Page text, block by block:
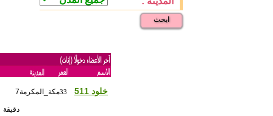
ابحث
خلود 511 33مكة_المكرمة7
دقيقة